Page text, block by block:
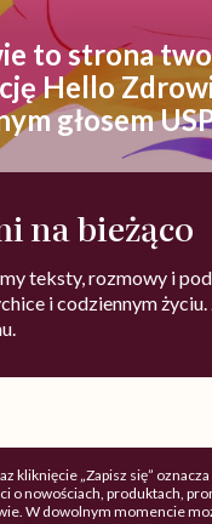
to strona
Hello
głosem
na bieżąco
teksty, rozmowy i
i codziennym życiu.
kliknięcie „Zapisz się” oznacza
o nowościach, produktach,
W dowolnym momencie